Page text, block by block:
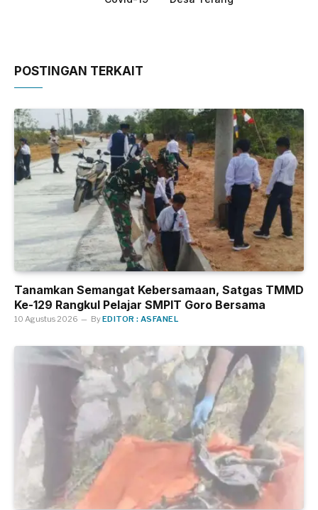
POSTINGAN TERKAIT
Tanamkan Semangat Kebersamaan, Satgas TMMD
Ke-129 Rangkul Pelajar SMPIT Goro Bersama
10 Agustus 2026 ByEDITOR : ASFANEL